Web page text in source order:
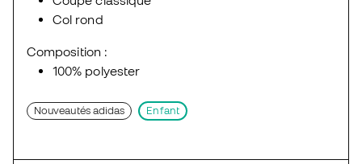
Col rond
Composition :
100% polyester
Nouveautés adidas Enfant